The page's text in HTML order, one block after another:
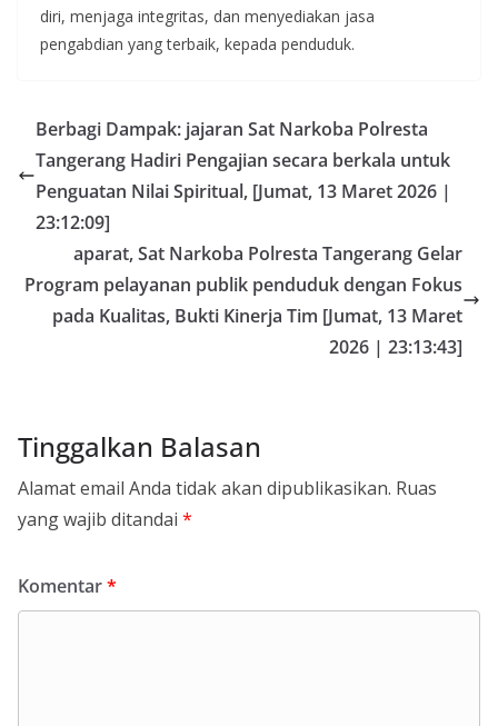
diri, menjaga integritas, dan menyediakan jasa
pengabdian yang terbaik, kepada penduduk.
Berbagi Dampak: jajaran Sat Narkoba Polresta
Tangerang Hadiri Pengajian secara berkala untuk
Penguatan Nilai Spiritual, [Jumat, 13 Maret 2026 |
23:12:09]
aparat, Sat Narkoba Polresta Tangerang Gelar
Program pelayanan publik penduduk dengan Fokus
pada Kualitas, Bukti Kinerja Tim [Jumat, 13 Maret
2026 | 23:13:43]
Tinggalkan Balasan
Alamat email Anda tidak akan dipublikasikan. Ruas
yang wajib ditandai *
Komentar*